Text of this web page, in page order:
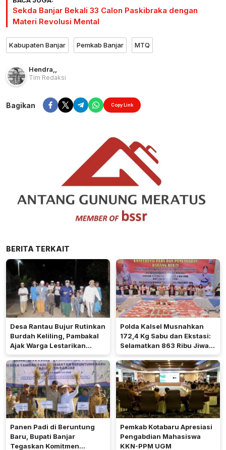
Sekda Banjar Bekali 33 Calon Paskibraka dengan
Materi Revolusi Mental
Kabupaten Banjar Pemkab Banjar MTQ
Hendra,,
Tim Redaksi
Bagikan Copy Link
BERITA TERKAIT
Desa Rantau Bujur Rutinkan
Burdah Keliling, Pambakal
Ajak Warga Lestarikan
Tradisi Keagamaan
Polda Kalsel Musnahkan
172,4 Kg Sabu dan Ekstasi:
Selamatkan 863 Ribu Jiwa
dan Hemat Biaya Rehab Rp.
4,3 Triliun
Panen Padi di Beruntung
Baru, Bupati Banjar
Tegaskan Komitmen
Pemkab Kotabaru Apresiasi
Pengabdian Mahasiswa
KKN-PPM UGM